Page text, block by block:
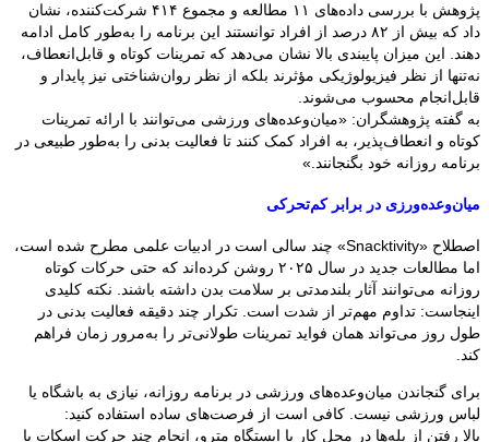
پژوهش با بررسی داده‌های ۱۱ مطالعه و مجموع ۴۱۴ شرکت‌کننده، نشان
داد که بیش از ۸۲ درصد از افراد توانستند این برنامه را به‌طور کامل ادامه
دهند. این میزان پایبندی بالا نشان می‌دهد که تمرینات کوتاه و قابل‌انعطاف،
نه‌تنها از نظر فیزیولوژیکی مؤثرند بلکه از نظر روان‌شناختی نیز پایدار و
قابل‌انجام محسوب می‌شوند.
به گفته پژوهشگران: «میان‌وعده‌های ورزشی می‌توانند با ارائه تمرینات
کوتاه و انعطاف‌پذیر، به افراد کمک کنند تا فعالیت بدنی را به‌طور طبیعی در
برنامه روزانه خود بگنجانند.»
میان‌وعده‌ورزی در برابر کم‌تحرکی
اصطلاح «Snacktivity» چند سالی است در ادبیات علمی مطرح شده است،
اما مطالعات جدید در سال ۲۰۲۵ روشن کرده‌اند که حتی حرکات کوتاه
روزانه می‌توانند آثار بلندمدتی بر سلامت بدن داشته باشند. نکته کلیدی
اینجاست: تداوم مهم‌تر از شدت است. تکرار چند دقیقه فعالیت بدنی در
طول روز می‌تواند همان فواید تمرینات طولانی‌تر را به‌مرور زمان فراهم
کند.
برای گنجاندن میان‌وعده‌های ورزشی در برنامه روزانه، نیازی به باشگاه یا
لباس ورزشی نیست. کافی است از فرصت‌های ساده استفاده کنید:
بالا رفتن از پله‌ها در محل کار یا ایستگاه مترو، انجام چند حرکت اسکات یا